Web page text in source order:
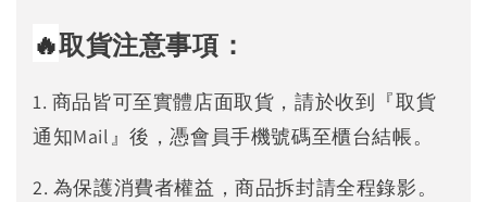
🔥取貨注意事項：
1. 商品皆可至實體店面取貨，請於收到『取貨
通知Mail』後，憑會員手機號碼至櫃台結帳。
2. 為保護消費者權益，商品拆封請全程錄影。